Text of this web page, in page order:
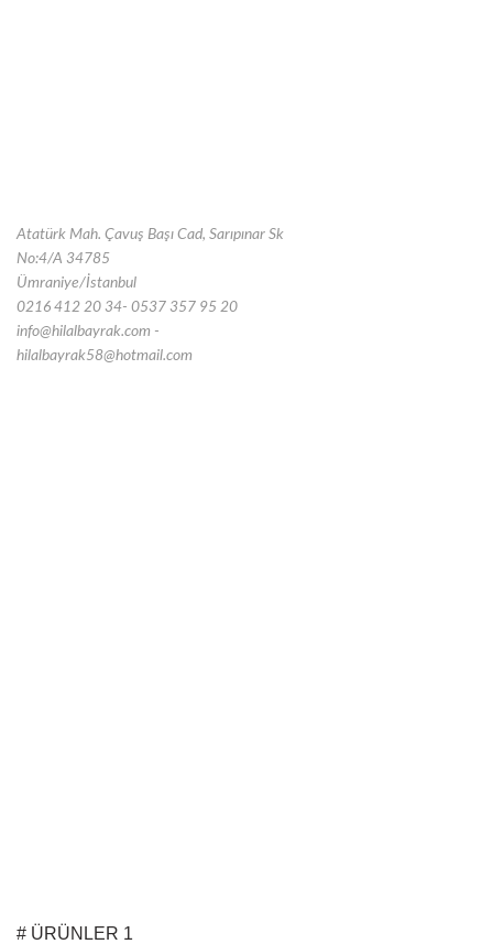
Atatürk Mah. Çavuş Başı Cad, Sarıpınar Sk
No:4/A 34785
Ümraniye/İstanbul
0216 412 20 34- 0537 357 95 20
info@hilalbayrak.com -
hilalbayrak58@hotmail.com
# ÜRÜNLER 1